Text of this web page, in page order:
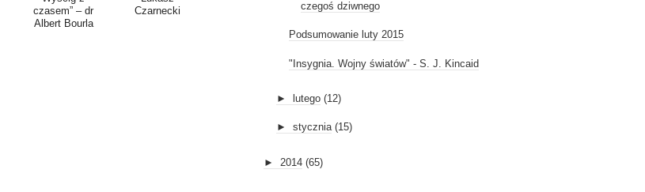
czasem” – dr
Albert Bourla
Czarnecki
czegoś dziwnego
Podsumowanie luty 2015
"Insygnia. Wojny światów" - S. J. Kincaid
► lutego (12)
► stycznia (15)
► 2014 (65)